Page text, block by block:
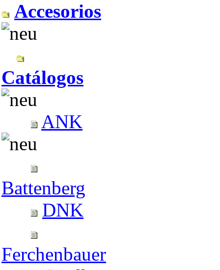
Accesorios
Catálogos
ANK
Battenberg
DNK
Ferchenbauer